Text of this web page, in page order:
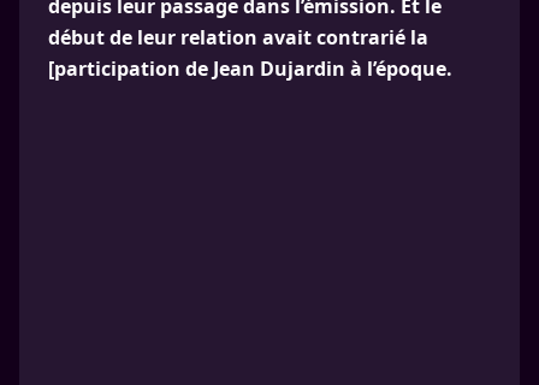
depuis leur passage dans l’émission. Et le
début de leur relation avait contrarié la
[participation de Jean Dujardin à l’époque.